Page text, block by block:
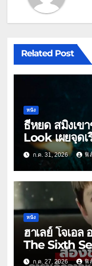
Related Post
หนัง
ธี่หยด สมิงเข
Look เผยจุด
ก.ค. 31, 2026 ฟิ
หนัง
ฮาเลย์ โจเอล
The Sixth
ลีวูดก.ค. 27, 2026 ฟิ